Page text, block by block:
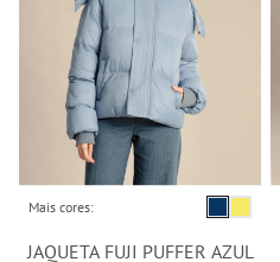
Mais cores:
JAQUETA FUJI PUFFER AZUL